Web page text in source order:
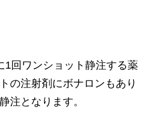
1回ワンショット静注する薬
の注射剤にボナロンもあり
注となります。